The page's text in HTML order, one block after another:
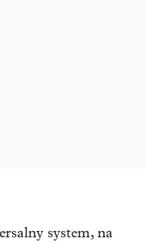
system, na